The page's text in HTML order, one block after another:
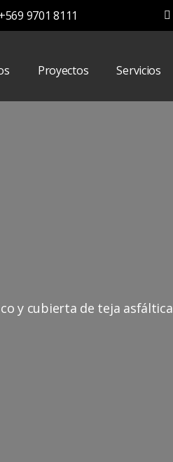
+569 9701 8111
Proyectos Servicios
y cubierta de teja asfáltica